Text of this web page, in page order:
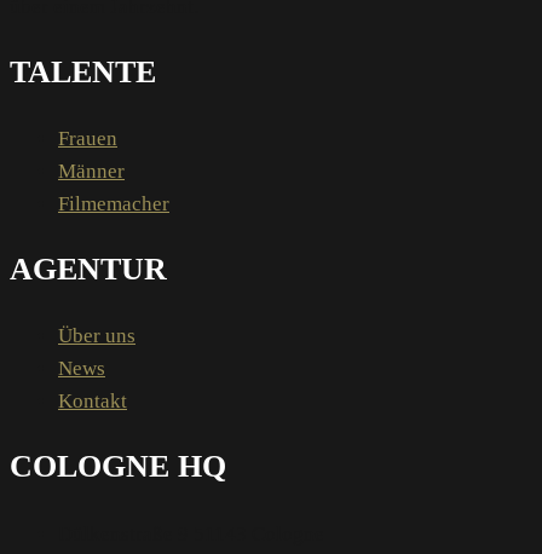
TALENTE
Frauen
Männer
Filmemacher
AGENTUR
Über uns
News
Kontakt
COLOGNE HQ